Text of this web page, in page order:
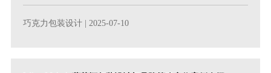
巧克力包装设计 | 2025-07-10